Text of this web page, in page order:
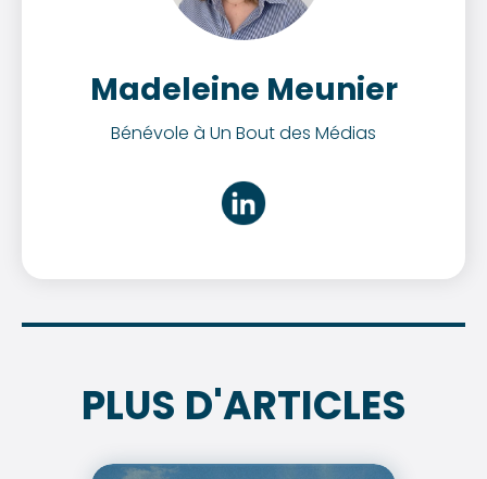
Madeleine Meunier
Bénévole à Un Bout des Médias
PLUS D'ARTICLES